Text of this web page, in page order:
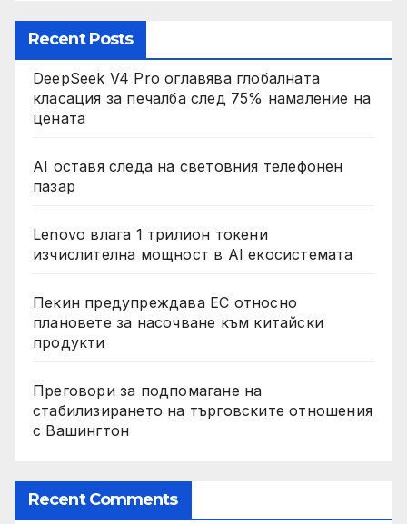
Recent Posts
DeepSeek V4 Pro оглавява глобалната
класация за печалба след 75% намаление на
цената
AI оставя следа на световния телефонен
пазар
Lenovo влага 1 трилион токени
изчислителна мощност в AI екосистемата
Пекин предупреждава ЕС относно
плановете за насочване към китайски
продукти
Преговори за подпомагане на
стабилизирането на търговските отношения
с Вашингтон
Recent Comments